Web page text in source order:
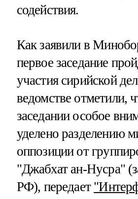
содействия.
Как заявили в
первое заседание
участия сирийской
ведомстве отметили,
заседании особое
уделено разделению
оппозиции от
"Джабхат ан-Нусра"
РФ), передает